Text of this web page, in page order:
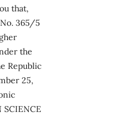
that,
365/5
the
Republic
25,